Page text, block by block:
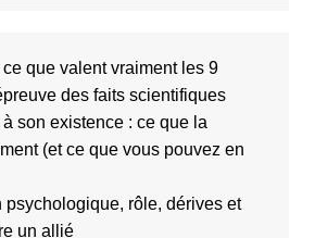
que valent vraiment les 9
des faits scientifiques
son existence : ce que la
(et ce que vous pouvez en
psychologique, rôle, dérives et
un allié